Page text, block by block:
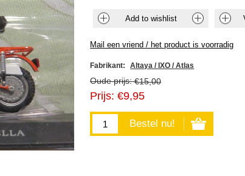
Fabrikant: Altaya / IXO / Atlas
Oude prijs: €15,00
Prijs: €9,95